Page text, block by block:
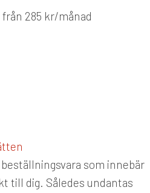
285 kr/månad
som innebär
till dig. Således undantas